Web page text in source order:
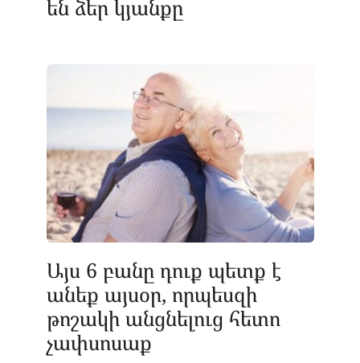
են ձեր կյանքը
Այս 6 բանը դուք պետք է
անեք այսօր, որպեսզի
թոշակի անցնելուց հետո
չափսոսաք